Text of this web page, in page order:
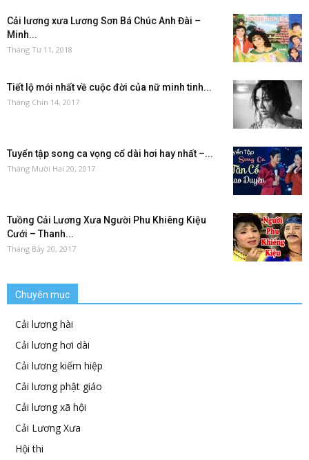
Cải lương xưa Lương Sơn Bá Chúc Anh Đài –
Minh...
Tháng Tư 11, 2018
Tiết lộ mới nhất về cuộc đời của nữ minh tinh...
Tháng Chín 14, 2017
Tuyển tập song ca vọng cổ dài hơi hay nhất –...
Tháng Mười Hai 20, 2017
Tuồng Cải Lương Xưa Người Phu Khiêng Kiệu
Cưới – Thanh...
Tháng Bảy 20, 2017
Chuyên mục
Cải lương hài
Cải lương hơi dài
Cải lương kiếm hiệp
Cải lương phật giáo
Cải lương xã hội
Cải Lương Xưa
Hội thi